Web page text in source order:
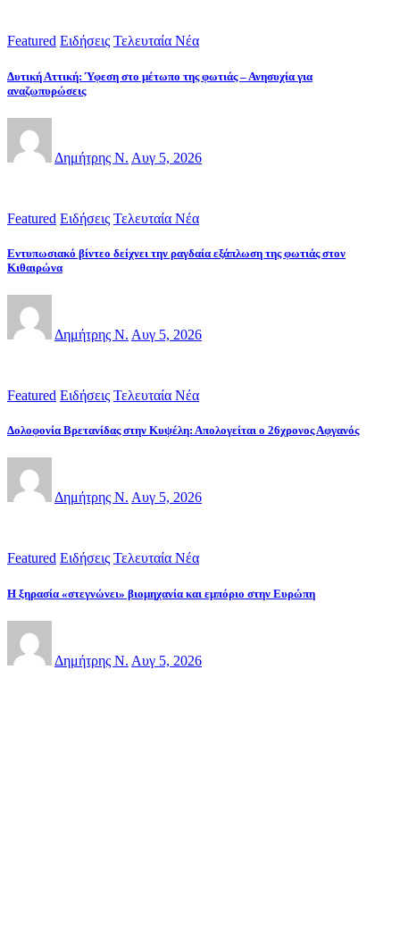
Featured Ειδήσεις Τελευταία Νέα
Δυτική Αττική: Ύφεση στο μέτωπο της φωτιάς – Ανησυχία για
αναζωπυρώσεις
Δημήτρης Ν. Αυγ 5, 2026
Featured Ειδήσεις Τελευταία Νέα
Εντυπωσιακό βίντεο δείχνει την ραγδαία εξάπλωση της φωτιάς στον
Κιθαιρώνα
Δημήτρης Ν. Αυγ 5, 2026
Featured Ειδήσεις Τελευταία Νέα
Δολοφονία Βρετανίδας στην Κυψέλη: Απολογείται ο 26χρονος Αφγανός
Δημήτρης Ν. Αυγ 5, 2026
Featured Ειδήσεις Τελευταία Νέα
Η ξηρασία «στεγνώνει» βιομηχανία και εμπόριο στην Ευρώπη
Δημήτρης Ν. Αυγ 5, 2026